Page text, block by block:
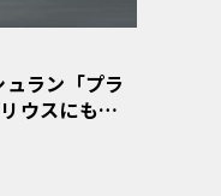
ラン「プラ
ウスにもた